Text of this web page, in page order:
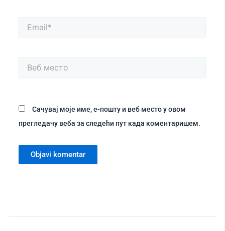
Email*
Веб
место
Сачувај моје име, е-пошту и веб место у овом
прегледачу веба за следећи пут када коментаришем.